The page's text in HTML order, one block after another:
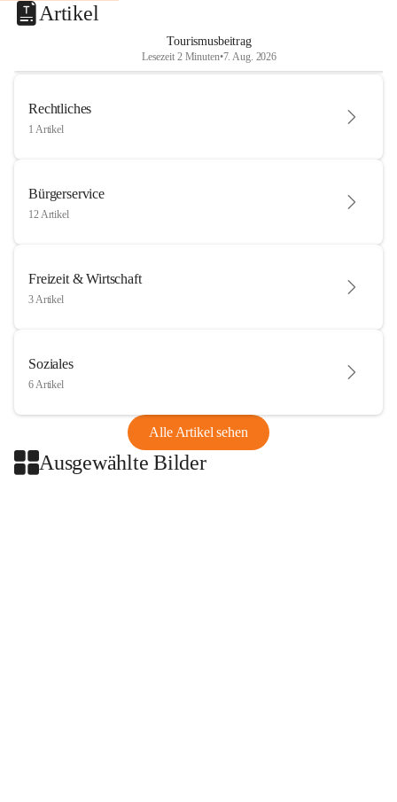
Artikel
Tourismusbeitrag
Lesezeit 2 Minuten•7. Aug. 2026
Rechtliches
1 Artikel
Bürgerservice
12 Artikel
Freizeit & Wirtschaft
3 Artikel
Soziales
6 Artikel
Alle Artikel sehen
Ausgewählte Bilder